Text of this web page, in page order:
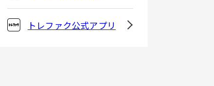
トレファク公式アプリ